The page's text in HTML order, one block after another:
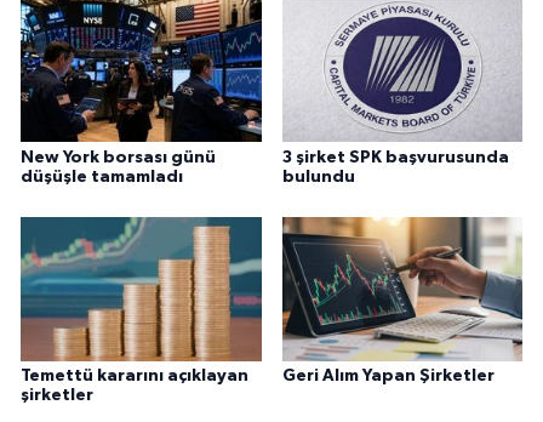
New York borsası günü
düşüşle tamamladı
3 şirket SPK başvurusunda
bulundu
Temettü kararını açıklayan
şirketler
Geri Alım Yapan Şirketler